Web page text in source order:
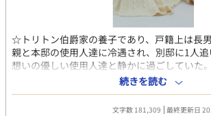
☆トリトン伯爵家の養子であり、戸籍上は長
親と本邸の使用人達に冷遇され、別邸に1人
想いの優しい使用人達と静かに過ごしていた
あどけなさが残る若さで、ランスター侯爵カ
強制される。 ​カイラス側からの申し出であっ
実家からは厄介払いをされるように、婚姻の
続きを読む
文字数 181,309 最終更新日